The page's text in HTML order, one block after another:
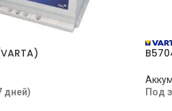
дней)
Под